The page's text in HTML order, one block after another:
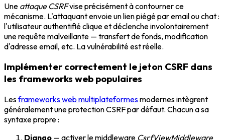
Une attaque CSRFvise précisément à contourner ce
mécanisme. L'attaquant envoie un lien piégé par email ou chat :
l'utilisateur authentifié clique et déclenche involontairement
une requête malveillante — transfert de fonds, modification
d'adresse email, etc. La vulnérabilité est réelle.
Implémenter correctement le jeton CSRF dans
les frameworks web populaires
Lesframeworks web multiplateformesmodernes intègrent
généralement une protection CSRF par défaut. Chacun a sa
syntaxe propre :
Django — activer le middleware CsrfViewMiddleware